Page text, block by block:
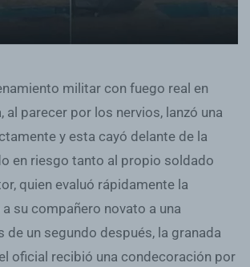
militar con fuego real en
al parecer por los nervios, lanzó una
y esta cayó delante de la
en riesgo tanto al propio soldado
quien evaluó rápidamente la
su compañero novato a una
de un segundo después, la granada
oficial recibió una condecoración por